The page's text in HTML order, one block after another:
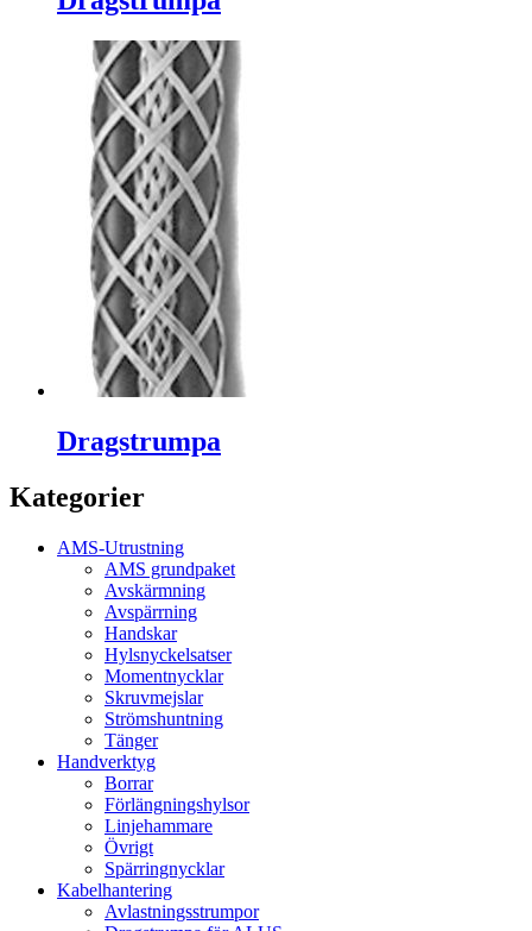
Dragstrumpa
Kategorier
AMS-Utrustning
AMS grundpaket
Avskärmning
Avspärrning
Handskar
Hylsnyckelsatser
Momentnycklar
Skruvmejslar
Strömshuntning
Tänger
Handverktyg
Borrar
Förlängningshylsor
Linjehammare
Övrigt
Spärringnycklar
Kabelhantering
Avlastningsstrumpor